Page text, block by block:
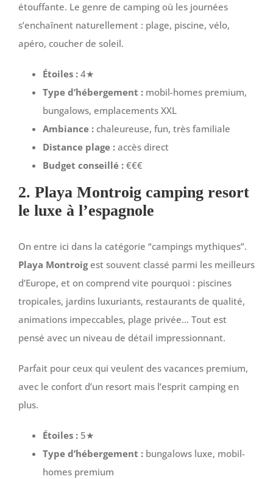
étouffante. Le genre de camping où les journées
s’enchaînent naturellement : plage, piscine, vélo,
apéro, coucher de soleil.
Étoiles : 4★
Type d’hébergement : mobil-homes premium,
bungalows, emplacements XXL
Ambiance : chaleureuse, fun, très familiale
Distance plage : accès direct
Budget conseillé : €€€
2. Playa Montroig camping resort
le luxe à l’espagnole
On entre ici dans la catégorie “campings mythiques”.
Playa Montroigest souvent classé parmi les meilleurs
d’Europe, et on comprend vite pourquoi : piscines
tropicales, jardins luxuriants, restaurants de qualité,
animations impeccables, plage privée… Tout est
pensé avec un niveau de détail impressionnant.
Parfait pour ceux qui veulent des vacances premium,
avec le confort d’un resort mais l’esprit camping en
plus.
Étoiles : 5★
Type d’hébergement : bungalows luxe, mobil-
homes premium